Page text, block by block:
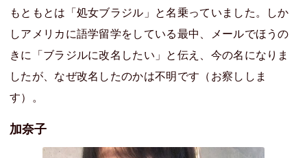
もともとは「処女ブラジル」と名乗っていました。しか
しアメリカに語学留学をしている最中、メールでほうの
きに「ブラジルに改名したい」と伝え、今の名になりま
したが、なぜ改名したのかは不明です（お察ししま
す）。
加奈子